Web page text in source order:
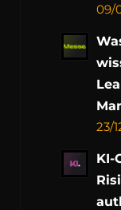
09/
23/
KI-